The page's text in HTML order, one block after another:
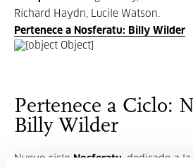
Richard Haydn, Lucile Watson.
Pertenece a Nosferatu: Billy Wilder
Pertenece a Ciclo:
Billy Wilder
Nuevo ciclo Nosferatu , dedicado a